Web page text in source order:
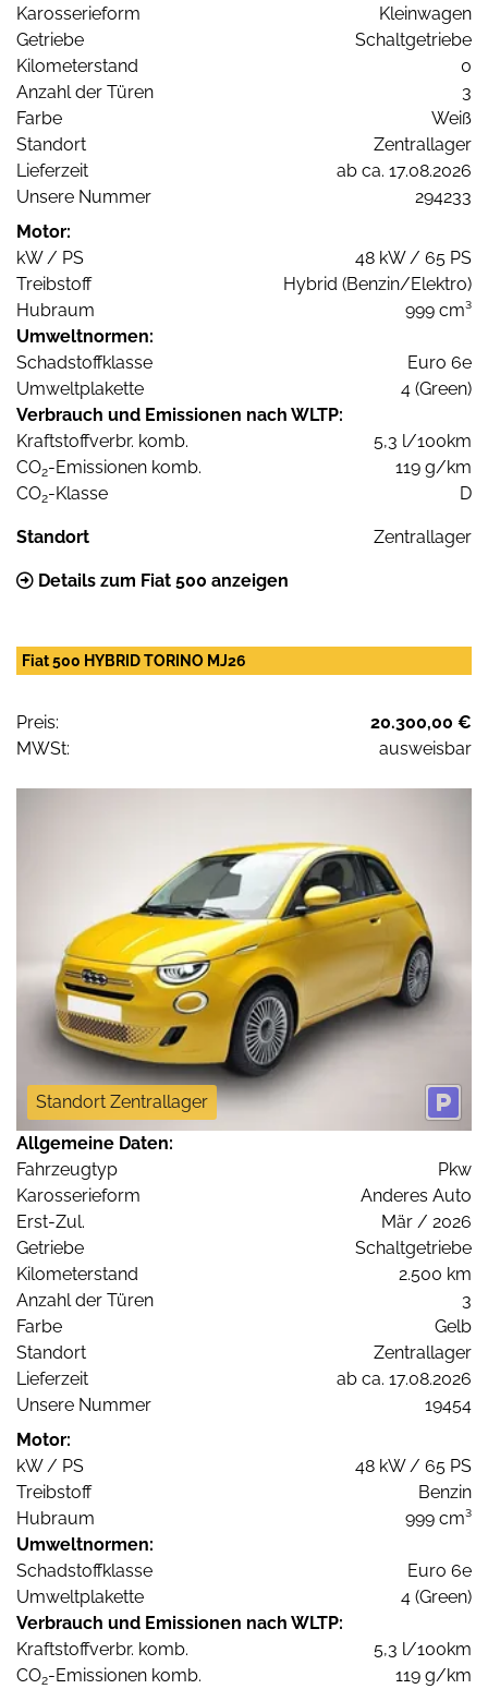
Karosserieform
Kleinwagen
Getriebe
Schaltgetriebe
Kilometerstand
0
Anzahl der Türen
3
Farbe
Weiß
Standort
Zentrallager
Lieferzeit
ab ca. 17.08.2026
Unsere Nummer
294233
Motor:
kW / PS
48 kW / 65 PS
Treibstoff
Hybrid (Benzin/Elektro)
Hubraum
999 cm³
Umweltnormen:
Schadstoffklasse
Euro 6e
Umweltplakette
4 (Green)
Verbrauch und Emissionen nach WLTP:
Kraftstoffverbr. komb.
5,3 l/100km
CO2-Emissionen komb.
119 g/km
CO2-Klasse D
Standort Zentrallager
Details zum Fiat 500 anzeigen
Fiat 500 HYBRID TORINO MJ26
Preis:
20.300,00 €
MWSt:
ausweisbar
Standort Zentrallager
Allgemeine Daten:
Fahrzeugtyp
Pkw
Karosserieform
Anderes Auto
Erst-Zul.
Mär / 2026
Getriebe
Schaltgetriebe
Kilometerstand
2.500 km
Anzahl der Türen
3
Farbe
Gelb
Standort
Zentrallager
Lieferzeit
ab ca. 17.08.2026
Unsere Nummer
19454
Motor:
kW / PS
48 kW / 65 PS
Treibstoff
Benzin
Hubraum
999 cm³
Umweltnormen:
Schadstoffklasse
Euro 6e
Umweltplakette
4 (Green)
Verbrauch und Emissionen nach WLTP:
Kraftstoffverbr. komb.
5,3 l/100km
CO2-Emissionen komb.
119 g/km